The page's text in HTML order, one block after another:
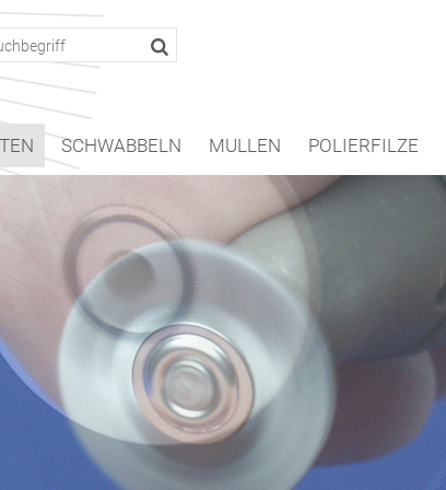
SCHWABBELN MULLEN POLIERFILZE